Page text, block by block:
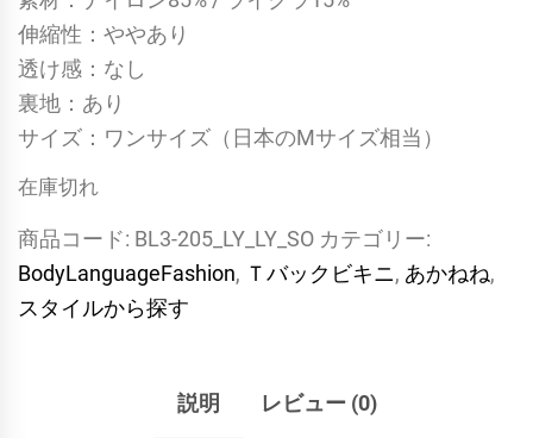
伸縮性：ややあり
透け感：なし
裏地：あり
サイズ：ワンサイズ（日本のMサイズ相当）
在庫切れ
商品コード: BL3-205_LY_LY_SO カテゴリー:
BodyLanguageFashion, Ｔバックビキニ, あかねね,
スタイルから探す
説明 レビュー (0)